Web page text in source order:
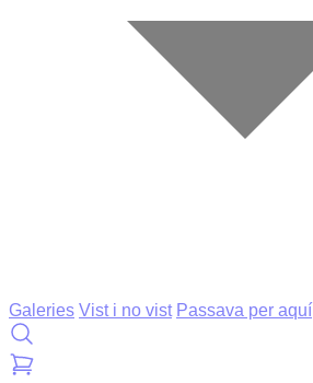
Galeries Vist i no vist Passava per aquí